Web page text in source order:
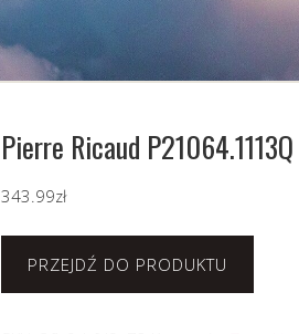
Pierre Ricaud P21064.1113Q
343.99zł
PRZEJDŹ DO PRODUKTU